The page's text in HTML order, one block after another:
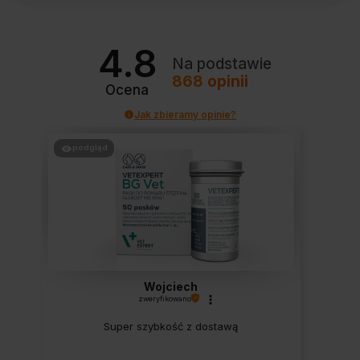
4.8
Ocena
Na podstawie
868 opinii
Jak zbieramy opinie?
podgląd
Wojciech
zweryfikowano
Super szybkość z dostawą